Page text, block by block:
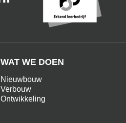
WAT WE DOEN
Nieuwbouw
Verbouw
Ontwikkeling